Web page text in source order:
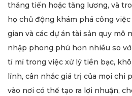
thăng tiến hoặc tăng lương, và
họ chủ động khám phá công
gian và các dự án tài sản quy mô
nhập phong phú hơn nhiều so
tỉ mỉ trong việc xử lý tiền bạc,
lĩnh, cân nhắc giá trị của mọi chi
vào nơi có thể tạo ra lợi nhuận,